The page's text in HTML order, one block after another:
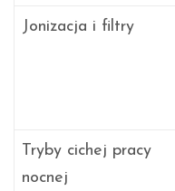
Jonizacja i filtry
Tryby cichej pracy
nocnej